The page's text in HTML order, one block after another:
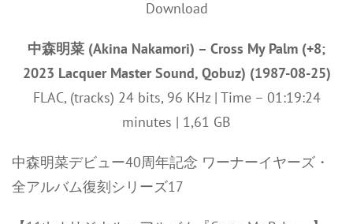
中森明菜 (Akina Nakamori) – Cross My Palm (+8;
2023 Lacquer Master Sound, Qobuz) (1987-08-25)
FLAC, (tracks) 24 bits, 96 KHz | Time – 01:19:24
minutes | 1,61 GB
中森明菜デビュー40周年記念 ワーナーイヤーズ・
全アルバム復刻シリーズ17